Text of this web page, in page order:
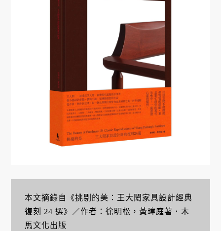
本文摘錄自《挑剔的美：王大閎家具設計經典
復刻 24 選》／作者：徐明松，黃瑋庭著．木
馬文化出版